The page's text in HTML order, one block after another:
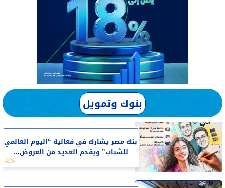
بنوك وتمويل
بنك مصر يشارك في فعالية “اليوم العالمي
للشباب” ويقدم العديد من العروض...